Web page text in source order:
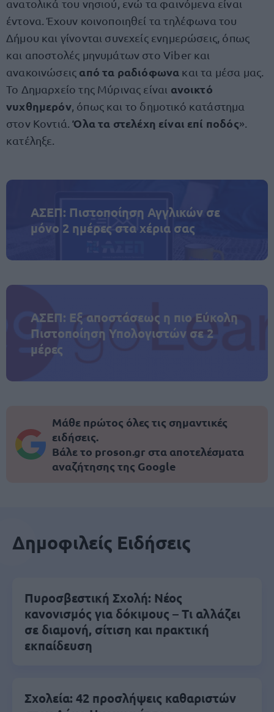
ανατολικά του νησιού, ενώ τα φαινόμενα είναι
έντονα. Έχουν κοινοποιηθεί τα τηλέφωνα του
Δήμου και γίνονται συνεχείς ενημερώσεις, όπως
και αποστολές μηνυμάτων στο Viber και
ανακοινώσεις από τα ραδιόφωνα και τα μέσα μας.
Το Δημαρχείο της Μύρινας είναι ανοικτό
νυχθημερόν, όπως και το δημοτικό κατάστημα
στον Κοντιά.Όλα τα στελέχη είναι επί ποδός».
κατέληξε.
ΑΣΕΠ: Πιστοποίηση Αγγλικών σε
μόνο 2 ημέρες στα χέρια σας
ΑΣΕΠ: Εξ αποστάσεως η πιο Εύκολη
Πιστοποίηση Υπολογιστών σε 2
μέρες
Μάθε πρώτος όλες τις σημαντικές
ειδήσεις.
Βάλε το proson.gr στα αποτελέσματα
αναζήτησης της Google
Δημοφιλείς Ειδήσεις
Πυροσβεστική Σχολή: Νέος
κανονισμός για δόκιμους – Τι αλλάζει
σε διαμονή, σίτιση και πρακτική
εκπαίδευση
Σχολεία: 42 προσλήψεις καθαριστών